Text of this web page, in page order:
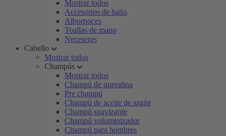
Mostrar todos
Accesorios de baño
Albornoces
Toallas de mano
Neceseres
Cabello
Mostrar todos
Champús
Mostrar todos
Champú de queratina
Pre champú
Champú de aceite de argán
Champú suavizante
Champú voluminizador
Champú para hombres